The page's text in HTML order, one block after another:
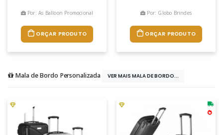
Por: As Balloon Promocional
ORÇAR PRODUTO
Por: Globo Brindes
ORÇAR PRODUTO
Mala de Bordo Personalizada VER MAIS MALA DE BORDO...